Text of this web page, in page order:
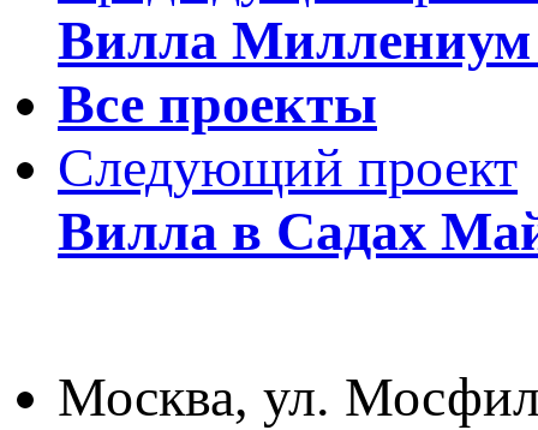
Вилла
Все проекты
Следующий проект
Вилла в Садах
Москва, ул.